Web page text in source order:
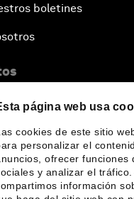
página web usa
cookies de este sitio
personalizar el
ofrecer funciones
y analizar el tráfico.
información
boletines
el Foro
idiomas